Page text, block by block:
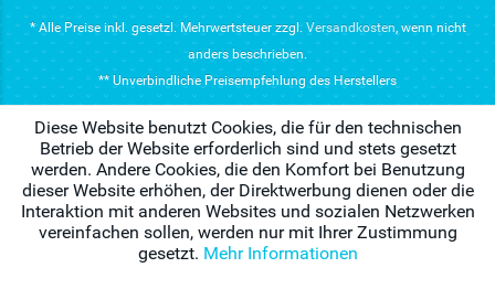
* Alle Preise inkl. gesetzl. Mehrwertsteuer zzgl. Versandkosten, wenn nicht
anders beschrieben.
** Unverbindliche Preisempfehlung des Herstellers
Diese Website benutzt Cookies, die für den technischen
Betrieb der Website erforderlich sind und stets gesetzt
werden. Andere Cookies, die den Komfort bei Benutzung
dieser Website erhöhen, der Direktwerbung dienen oder die
Interaktion mit anderen Websites und sozialen Netzwerken
vereinfachen sollen, werden nur mit Ihrer Zustimmung
gesetzt. Mehr Informationen